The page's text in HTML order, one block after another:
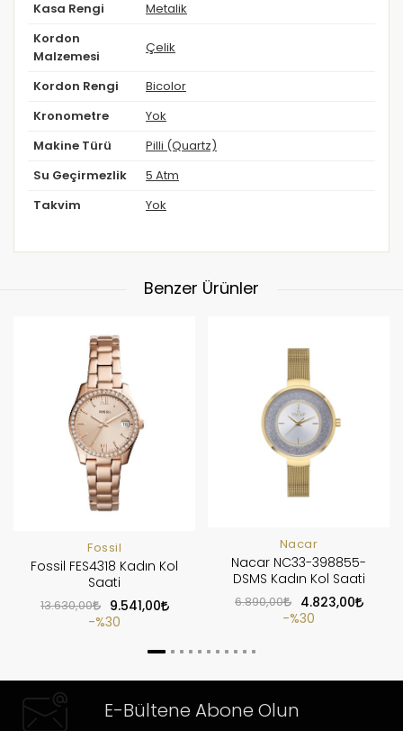
Kasa Rengi Metalik
Kordon
Malzemesi
Çelik
Kordon Rengi Bicolor
Kronometre Yok
Makine Türü Pilli (Quartz)
Su Geçirmezlik 5 Atm
Takvim Yok
Benzer Ürünler
Fossil
Fossil FES4318 Kadın Kol
Saati
13.630,00
9.541,00
%30
Nacar
Nacar NC33-398855-
DSMS Kadın Kol Saati
6.890,00
4.823,00
%30
E-Bültene Abone Olun